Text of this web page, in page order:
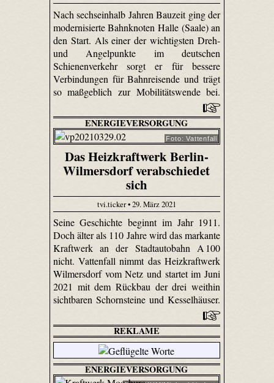
Nach sechseinhalb Jahren Bauzeit ging der
modernisierte Bahnknoten Halle (Saale) an
den Start. Als einer der wichtigsten Dreh-
und Angelpunkte im deutschen
Schienenverkehr sorgt er für bessere
Verbindungen für Bahnreisende und trägt
so maßgeblich zur Mobilitätswende bei.
ENERGIEVERSORGUNG
Foto: Vattenfall
Das Heizkraftwerk Berlin-
Wilmersdorf verabschiedet
sich
tvi.ticker • 29. März 2021
Seine Geschichte beginnt im Jahr 1911.
Doch älter als 110 Jahre wird das markante
Kraftwerk an der Stadtautobahn A 100
nicht. Vattenfall nimmt das Heizkraftwerk
Wilmersdorf vom Netz und startet im Juni
2021 mit dem Rückbau der drei weithin
sichtbaren Schornsteine und Kesselhäuser.
REKLAME
ENERGIEVERSORGUNG